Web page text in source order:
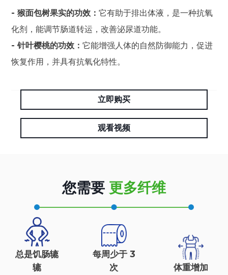
- 猴面包树果实的功效：它有助于排出体液，是一种抗氧
化剂，能调节肠道转运，改善泌尿道功能。
- 针叶樱桃的功效：它能增强人体的自然防御能力，促进
恢复作用，并具有抗氧化特性。
立即购买
观看视频
您需要 更多纤维
总是饥肠辘
辘
每周少于 3
次
体重增加